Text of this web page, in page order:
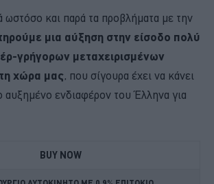
ωστόσο και παρά τα προβλήματα με την
μια αύξηση στην είσοδο πολύ
γρήγορων μεταχειρισμένων
χώρα μας, που σίγουρα έχει να κάνει
αυξημένο ενδιαφέρον του Έλληνα για
BUY NOW